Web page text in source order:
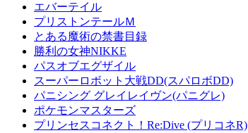
エバーテイル
プリストンテールＭ
とある魔術の禁書目録
勝利の女神NIKKE
パスオブエグザイル
スーパーロボット大戦DD(スパロボDD)
パニシング グレイレイヴン(パニグレ)
ポケモンマスターズ
プリンセスコネクト！Re:Dive (プリコネR)